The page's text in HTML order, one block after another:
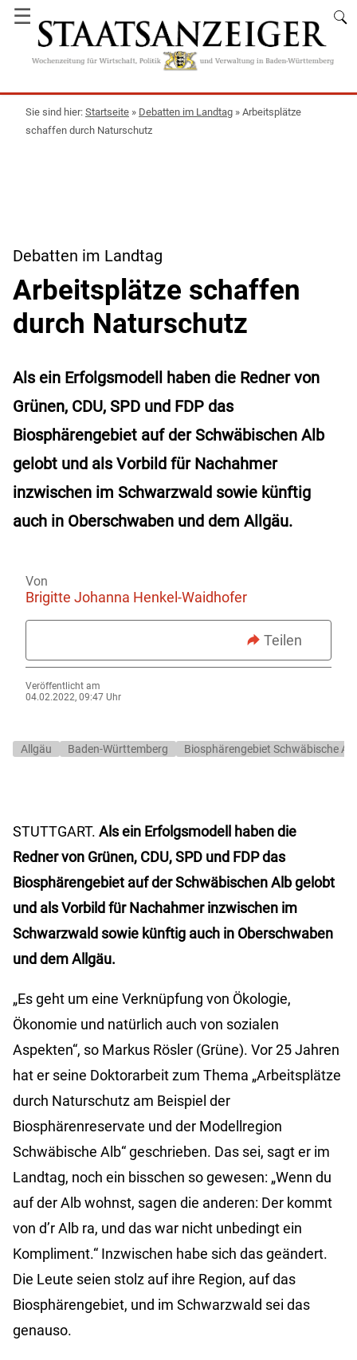
☰
Startseite » Debatten im Landtag » Arbeitsplätze
schaffen durch Naturschutz
Debatten im Landtag
Arbeitsplätze schaffen
durch Naturschutz
Als ein Erfolgsmodell haben die Redner von
Grünen, CDU, SPD und FDP das
Biosphärengebiet auf der Schwäbischen Alb
gelobt und als Vorbild für Nachahmer
inzwischen im Schwarzwald sowie künftig
auch in Oberschwaben und dem Allgäu.
Von
Brigitte Johanna Henkel-Waidhofer
Teilen
Veröffentlicht am
04.02.2022, 09:47 Uhr
Allgäu Baden-Württemberg Biosphärengebiet Schwäbische Alb
STUTTGART. Als ein Erfolgsmodell haben die
Redner von Grünen, CDU, SPD und FDP das
Biosphärengebiet auf der Schwäbischen Alb gelobt
und als Vorbild für Nachahmer inzwischen im
Schwarzwald sowie künftig auch in Oberschwaben
und dem Allgäu.
„Es geht um eine Verknüpfung von Ökologie,
Ökonomie und natürlich auch von sozialen
Aspekten“, so Markus Rösler (Grüne). Vor 25 Jahren
hat er seine Doktorarbeit zum Thema „Arbeitsplätze
durch Naturschutz am Beispiel der
Biosphärenreservate und der Modellregion
Schwäbische Alb“ geschrieben. Das sei, sagt er im
Landtag, noch ein bisschen so gewesen: „Wenn du
auf der Alb wohnst, sagen die anderen: Der kommt
von d’r Alb ra, und das war nicht unbedingt ein
Kompliment.“ Inzwischen habe sich das geändert.
Die Leute seien stolz auf ihre Region, auf das
Biosphärengebiet, und im Schwarzwald sei das
genauso.